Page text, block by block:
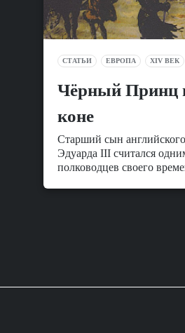
СТАТЬИ ЕВРОПА XIV ВЕК
Чёрный Принц
коне
Старший сын
Эдуарда III считался
полководцев своего